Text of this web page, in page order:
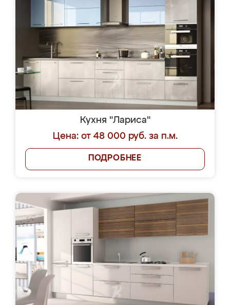
Кухня "Лариса"
Цена: от 48 000 руб. за п.м.
ПОДРОБНЕЕ